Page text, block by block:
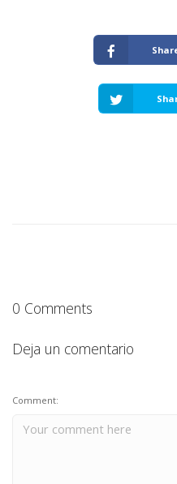
0 Comments
Deja un comentario
Comment: